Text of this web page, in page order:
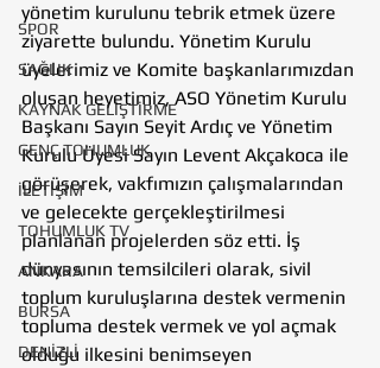
SPOR
SAĞLIK
KAYNAK GELİŞTİRME
GENÇ TOHUMLUK
İLETİŞİM
TOHUMLUK TV
ANKARA
BURSA
DENİZLİ
yönetim kurulunu tebrik etmek üzere
ziyarette bulundu. Yönetim Kurulu
üyelerimiz ve Komite başkanlarımızdan
oluşan heyetimiz, ASO Yönetim Kurulu
Başkanı Sayın Seyit Ardıç ve Yönetim
Kurulu Üyesi Sayın Levent Akçakoca ile
görüşerek, vakfımızın çalışmalarından
ve gelecekte gerçekleştirilmesi
planlanan projelerden söz etti. İş
dünyasının temsilcileri olarak, sivil
toplum kuruluşlarına destek vermenin
topluma destek vermek ve yol açmak
olduğu ilkesini benimseyen